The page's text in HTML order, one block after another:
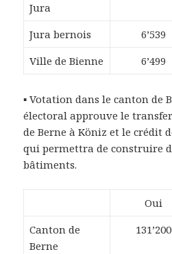
Jura
Jura bernois 6’539
Ville de Bienne
6’499
▪ Votation dans le canton de
électoral approuve le
de Berne à Köniz et le crédit
qui permettra de construire
bâtiments.
Oui
Canton de
Berne
131’200